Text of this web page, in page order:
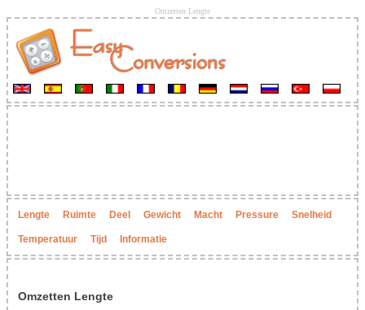
Omzetten Lengte
Lengte Ruimte Deel Gewicht Macht Pressure Snelheid
Temperatuur Tijd Informatie
Omzetten Lengte